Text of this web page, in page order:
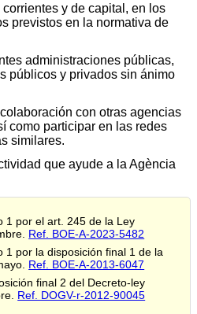
y de capital, en los
previstos en la normativa de
administraciones públicas,
públicos y privados sin ánimo
con otras agencias
como participar en las redes
similares.
que ayude a la Agència
1 por el art. 245 de la Ley
Ref. BOE-A-2023-5482
1 por la disposición final 1 de la
Ref. BOE-A-2013-6047
final 2 del Decreto-ley
Ref. DOGV-r-2012-90045